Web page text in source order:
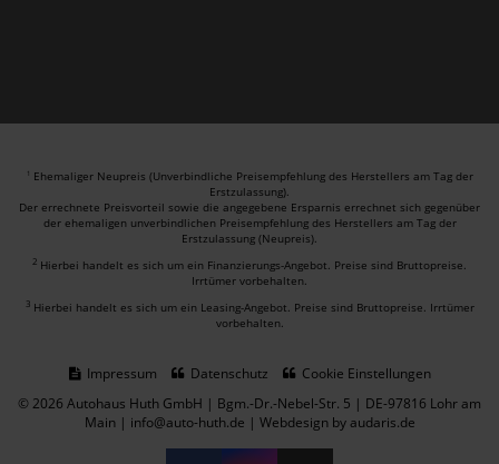
1 Ehemaliger Neupreis (Unverbindliche Preisempfehlung des Herstellers am Tag der
Erstzulassung).
Der errechnete Preisvorteil sowie die angegebene Ersparnis errechnet sich gegenüber
der ehemaligen unverbindlichen Preisempfehlung des Herstellers am Tag der
Erstzulassung (Neupreis).
2 Hierbei handelt es sich um ein Finanzierungs-Angebot. Preise sind Bruttopreise.
Irrtümer vorbehalten.
3 Hierbei handelt es sich um ein Leasing-Angebot. Preise sind Bruttopreise. Irrtümer
vorbehalten.
Impressum Datenschutz
Cookie Einstellungen
© 2026 Autohaus Huth GmbH | Bgm.-Dr.-Nebel-Str. 5 | DE-97816 Lohr am
Main | info@auto-huth.de | Webdesign by audaris.de